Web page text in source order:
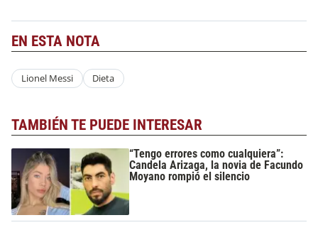
EN ESTA NOTA
Lionel Messi Dieta
TAMBIÉN TE PUEDE INTERESAR
“Tengo errores como cualquiera”:
Candela Arizaga, la novia de Facundo
Moyano rompió el silencio